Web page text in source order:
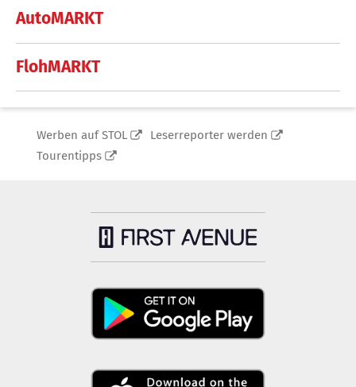
AutoMARKT
FlohMARKT
Werben auf STOL
Leserreporter werden
Tourentipps